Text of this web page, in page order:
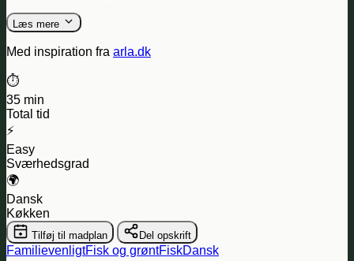
Læs mere
Med inspiration fra arla.dk
⏱️
35 min
Total tid
⚡
Easy
Sværhedsgrad
🌍
Dansk
Køkken
Tilføj til madplan Del opskrift
FamilievenligtFisk og grøntFiskDansk